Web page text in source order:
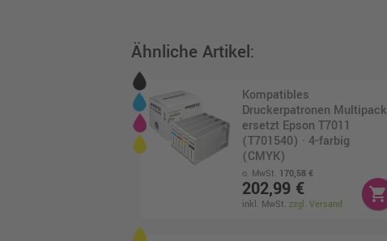
Ähnliche Artikel:
Kompatibles
Druckerpatronen Multipack
ersetzt Epson T7011
(T701540) · 4-farbig
(CMYK)
o. MwSt. 170,58 €
202,99 €
inkl. MwSt. zzgl. Versand
shopping_cart